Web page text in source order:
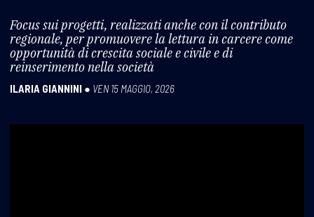
Focus sui progetti, realizzati anche con il contributo
regionale, per promuovere la lettura in carcere come
opportunità di crescita sociale e civile e di
reinserimento nella società
ILARIA GIANNINI ● VEN 15 MAGGIO, 2026